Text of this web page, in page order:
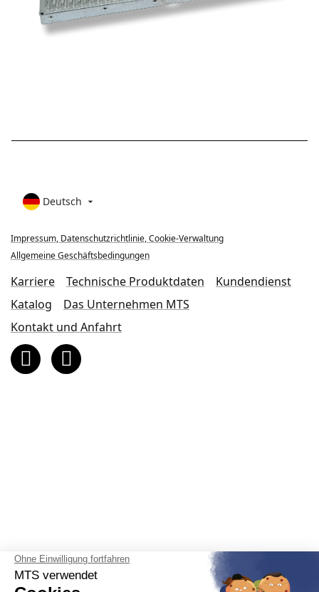
Deutsch 
Impressum, Datenschutzrichtlinie, Cookie-Verwaltung
Allgemeine Geschäftsbedingungen
Karriere Technische Produktdaten
Kundendienst
Katalog
Das Unternehmen MTS
Kontakt und Anfahrt